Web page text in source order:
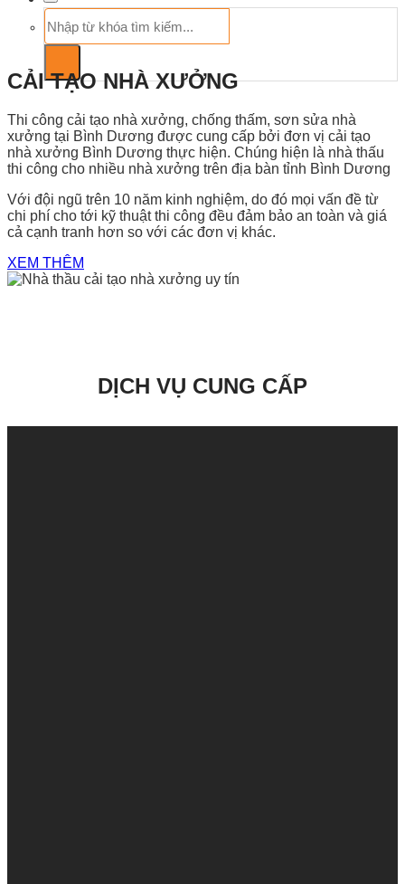
Tìm
kiếm:
CẢI TẠO NHÀ XƯỞNG
Thi công cải tạo nhà xưởng, chống thấm, sơn sửa nhà
xưởng tại Bình Dương được cung cấp bởi đơn vị cải tạo
nhà xưởng Bình Dương thực hiện. Chúng hiện là nhà thấu
thi công cho nhiều nhà xưởng trên địa bàn tỉnh Bình Dương
Với đội ngũ trên 10 năm kinh nghiệm, do đó mọi vấn đề từ
chi phí cho tới kỹ thuật thi công đều đảm bảo an toàn và giá
cả cạnh tranh hơn so với các đơn vị khác.
XEM THÊM
DỊCH VỤ CUNG CẤP